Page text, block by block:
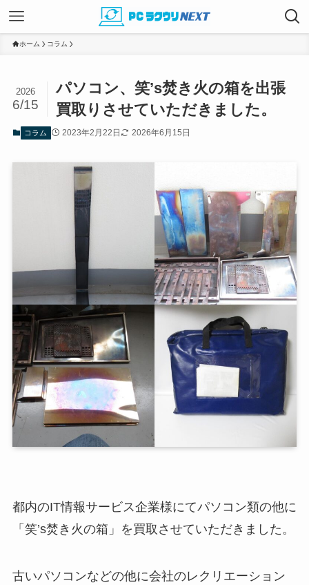
ホーム コラム
パソコン、笑’s焚き火の箱を出張
買取りさせていただきました。
2026
6/15
コラム 2023年2月22日 2026年6月15日
都内のIT情報サービス企業様にてパソコン類の他に
「笑’s焚き火の箱」を買取させていただきました。
古いパソコンなどの他に会社のレクリエーション